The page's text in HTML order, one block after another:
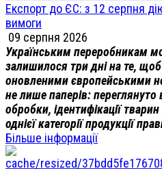
Експорт до ЄС: з 12 серпня
вимоги
09 серпня 2026
Українським переробникам
залишилося три дні на те,
оновленими європейськими
не лише паперів: переглянуто
обробки, ідентифікації
однієї категорії продукції
Більше інформації